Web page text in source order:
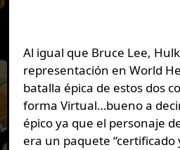
Al igual que Bruce Lee,
representación en World
batalla épica de estos dos
forma Virtual…bueno a
épico ya que el personaje
era un paquete “certificado